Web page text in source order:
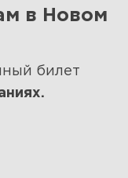
в Новом
билет